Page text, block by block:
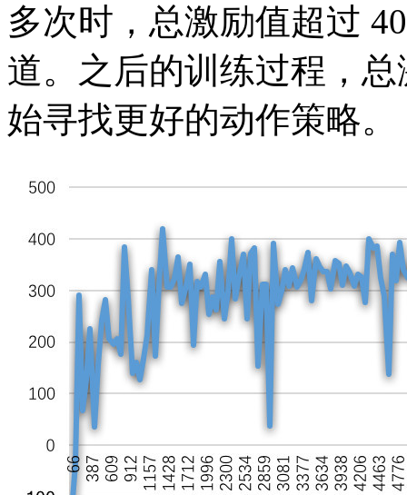
多次时，总激励值超过
道。之后的训练过程，
始寻找更好的动作策略。